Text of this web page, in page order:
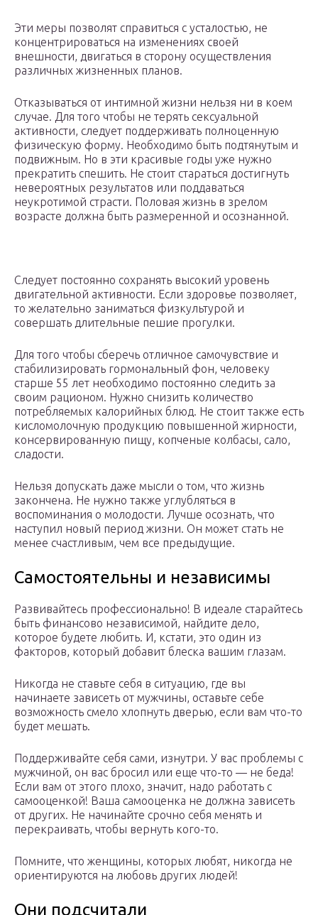
Эти меры позволят справиться с усталостью, не
концентрироваться на изменениях своей
внешности, двигаться в сторону осуществления
различных жизненных планов.
Отказываться от интимной жизни нельзя ни в коем
случае. Для того чтобы не терять сексуальной
активности, следует поддерживать полноценную
физическую форму. Необходимо быть подтянутым и
подвижным. Но в эти красивые годы уже нужно
прекратить спешить. Не стоит стараться достигнуть
невероятных результатов или поддаваться
неукротимой страсти. Половая жизнь в зрелом
возрасте должна быть размеренной и осознанной.
Следует постоянно сохранять высокий уровень
двигательной активности. Если здоровье позволяет,
то желательно заниматься физкультурой и
совершать длительные пешие прогулки.
Для того чтобы сберечь отличное самочувствие и
стабилизировать гормональный фон, человеку
старше 55 лет необходимо постоянно следить за
своим рационом. Нужно снизить количество
потребляемых калорийных блюд. Не стоит также есть
кисломолочную продукцию повышенной жирности,
консервированную пищу, копченые колбасы, сало,
сладости.
Нельзя допускать даже мысли о том, что жизнь
закончена. Не нужно также углубляться в
воспоминания о молодости. Лучше осознать, что
наступил новый период жизни. Он может стать не
менее счастливым, чем все предыдущие.
Самостоятельны и независимы
Развивайтесь профессионально! В идеале старайтесь
быть финансово независимой, найдите дело,
которое будете любить. И, кстати, это один из
факторов, который добавит блеска вашим глазам.
Никогда не ставьте себя в ситуацию, где вы
начинаете зависеть от мужчины, оставьте себе
возможность смело хлопнуть дверью, если вам что-то
будет мешать.
Поддерживайте себя сами, изнутри. У вас проблемы с
мужчиной, он вас бросил или еще что-то — не беда!
Если вам от этого плохо, значит, надо работать с
самооценкой! Ваша самооценка не должна зависеть
от других. Не начинайте срочно себя менять и
перекраивать, чтобы вернуть кого-то.
Помните, что женщины, которых любят, никогда не
ориентируются на любовь других людей!
Они подсчитали